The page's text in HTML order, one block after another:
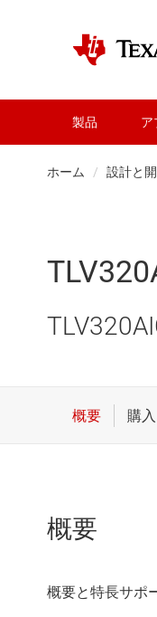
製品 ア
ホーム 設計と
概要